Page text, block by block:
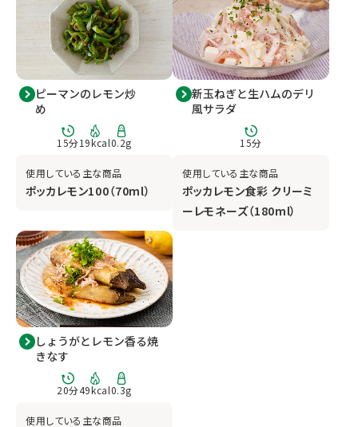
ピーマンのレモン炒
め
15分19kcal0.2g
使用している主な商品
ポッカレモン100（70ml）
新玉ねぎと生ハムのデリ
風サラダ
15分
使用している主な商品
ポッカレモン食彩 クリーミ
ーレモネーズ（180ml）
しょうがとレモン香る焼
きなす
20分49kcal0.3g
使用している主な商品